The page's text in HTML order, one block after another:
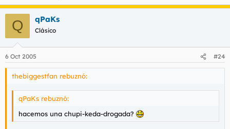
Q qPaKs
Clásico
6 Oct 2005 #24
thebiggestfan rebuznó:
qPaKs rebuznó:
hacemos una chupi-keda-drogada?